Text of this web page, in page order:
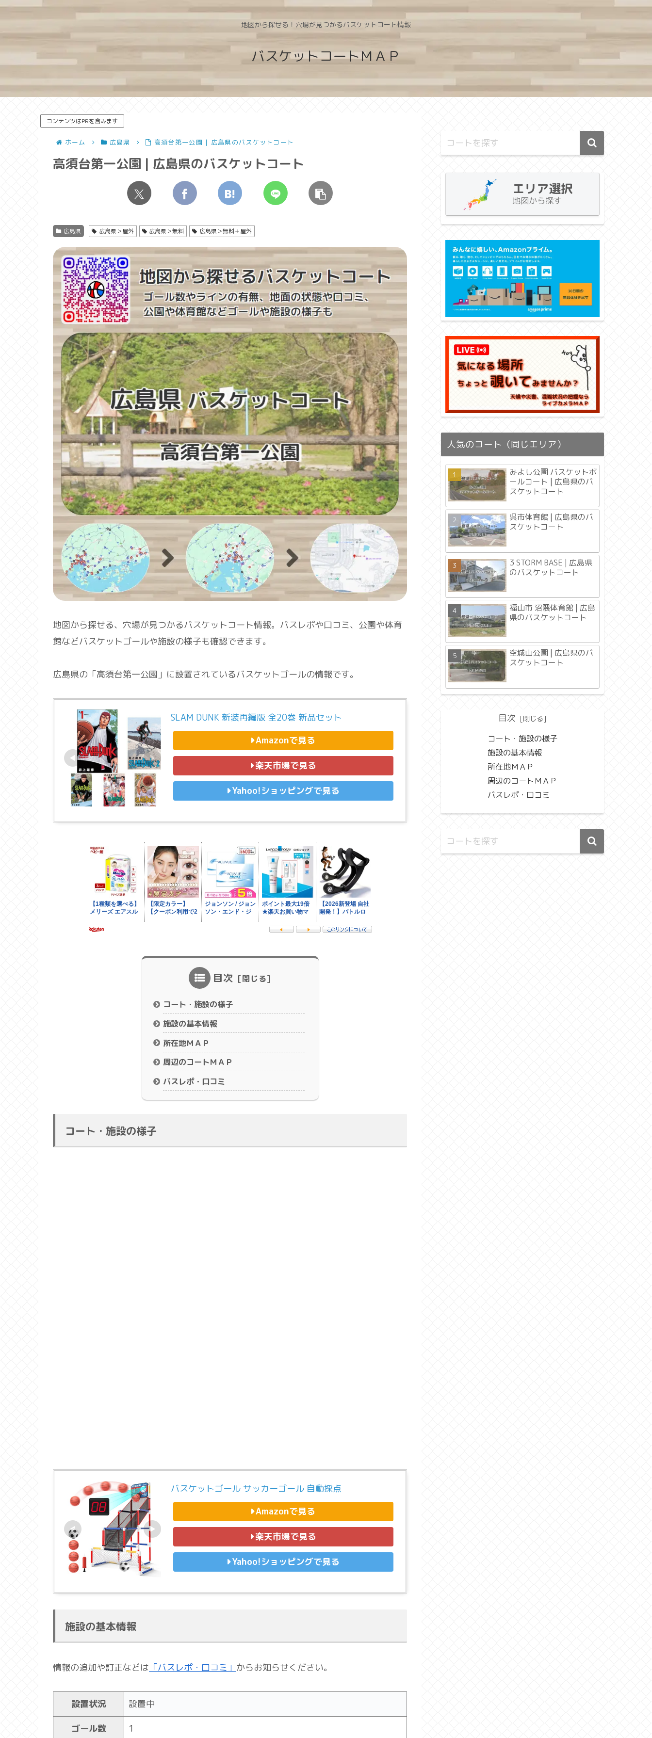
地図から探せる！穴場が見つかるバスケットコート情報
バスケットコートＭＡＰ
コンテンツはPRを含みます
ホーム 広島県 高須台第一公園 | 広島県のバスケットコート
高須台第一公園 | 広島県のバスケットコート
広島県 広島県＞屋外 広島県＞無料 広島県＞無料＋屋外
地図から探せる、穴場が見つかるバスケットコート情報。バスレポや口コミ、公園や体育
館などバスケットゴールや施設の様子も確認できます。
広島県の「高須台第一公園」に設置されているバスケットゴールの情報です。
SLAM DUNK 新装再編版 全20巻 新品セット
Amazonで見る
楽天市場で見る
Yahoo!ショッピングで見る
目次
コート・施設の様子
施設の基本情報
所在地ＭＡＰ
周辺のコートＭＡＰ
バスレポ・口コミ
コート・施設の様子
バスケットゴール サッカーゴール 自動採点
Amazonで見る
楽天市場で見る
Yahoo!ショッピングで見る
施設の基本情報
情報の追加や訂正などは 「バスレポ・口コミ」 からお知らせください。
設置状況 設置中
ゴール数 1
エリア選択
地図から探す
人気のコート（同じエリア）
みよし公園 バスケットボ
ールコート | 広島県のバ
スケットコート
呉市体育館 | 広島県のバ
スケットコート
3 STORM BASE | 広島県
のバスケットコート
福山市 沼隈体育館 | 広島
県のバスケットコート
空城山公園 | 広島県のバ
スケットコート
目次
コート・施設の様子
施設の基本情報
所在地ＭＡＰ
周辺のコートＭＡＰ
バスレポ・口コミ